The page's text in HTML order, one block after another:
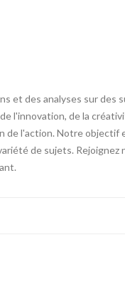
et des analyses sur des
l'innovation, de la
l'action. Notre objectif
de sujets. Rejoignez